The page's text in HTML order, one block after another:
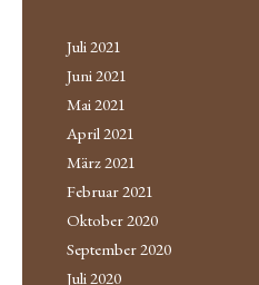
Juli 2021
Juni 2021
Mai 2021
April 2021
März 2021
Februar 2021
Oktober 2020
September 2020
Juli 2020